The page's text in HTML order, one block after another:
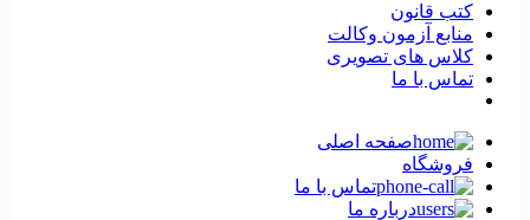
کتب قانون
منابع آزمون وکالت
کلاس های تصویری
تماس با ما
صفحه اصلی
فروشگاه
تماس با ما
درباره ما